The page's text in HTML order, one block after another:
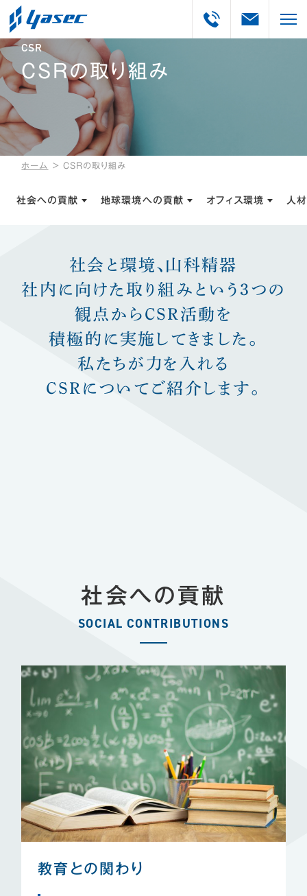
CSR
CSRの取り組み
ホーム ＞ CSRの取り組み
社会への貢献 地球環境への貢献 オフィス環境 人
社会と環境、山科精器
社内に向けた取り組みという 3つの
観点からCSR活動を
積極的に実施してきました。
私たちが力を入れる
CSRについてご紹介します。
SOCIAL CONTRIBUTIONS
社会への貢献
教育との関わり